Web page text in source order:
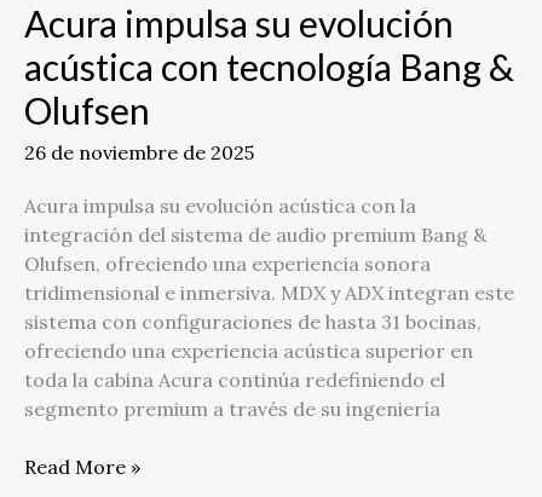
Acura impulsa su evolución
acústica con tecnología Bang &
Olufsen
26 de noviembre de 2025
Acura impulsa su evolución acústica con la
integración del sistema de audio premium Bang &
Olufsen, ofreciendo una experiencia sonora
tridimensional e inmersiva. MDX y ADX integran este
sistema con configuraciones de hasta 31 bocinas,
ofreciendo una experiencia acústica superior en
toda la cabina Acura continúa redefiniendo el
segmento premium a través de su ingeniería
Read More »